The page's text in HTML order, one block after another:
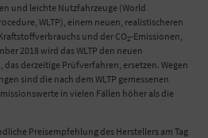
und leichte Nutzfahrzeuge (World
WLTP), einem neuen, realistischeren
und der CO2-Emissionen,
2018 wird das WLTP den neuen
das derzeitige Prüfverfahren, ersetzen. Wegen
sind die nach dem WLTP gemessenen
in vielen Fällen höher als die
Preisempfehlung des Herstellers am Tag